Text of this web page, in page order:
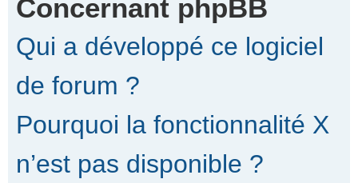
Concernant phpBB
Qui a développé ce logiciel
de forum ?
Pourquoi la fonctionnalité X
n’est pas disponible ?